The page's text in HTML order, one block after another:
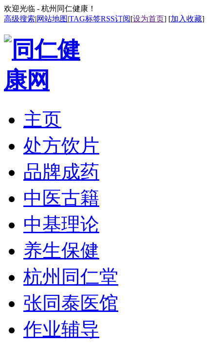
欢迎光临 - 杭州同仁健康！
高级搜索|网站地图|TAG标签RSS订阅[设为首页] [加入收藏]
主页
处方饮片
品牌成药
中医古籍
中基理论
养生保健
杭州同仁堂
张同泰医馆
作业辅导